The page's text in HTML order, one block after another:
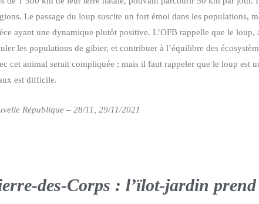
Le passage du loup suscite un fort émoi dans les
ayant une dynamique plutôt positive. L’OFB rappelle que le
les populations de gibier, et contribuer à l’équilibre des
cet animal serait compliquée ; mais il faut rappeler que le loup est
est difficile.
République – 28/11, 29/11/2021
des-Corps : l’ïlot-jardin